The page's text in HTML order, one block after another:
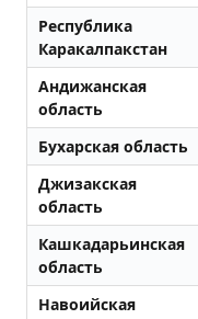
Республика
Каракалпакстан
Андижанская
область
Бухарская область
Джизакская
область
Кашкадарьинская
область
Навоийская